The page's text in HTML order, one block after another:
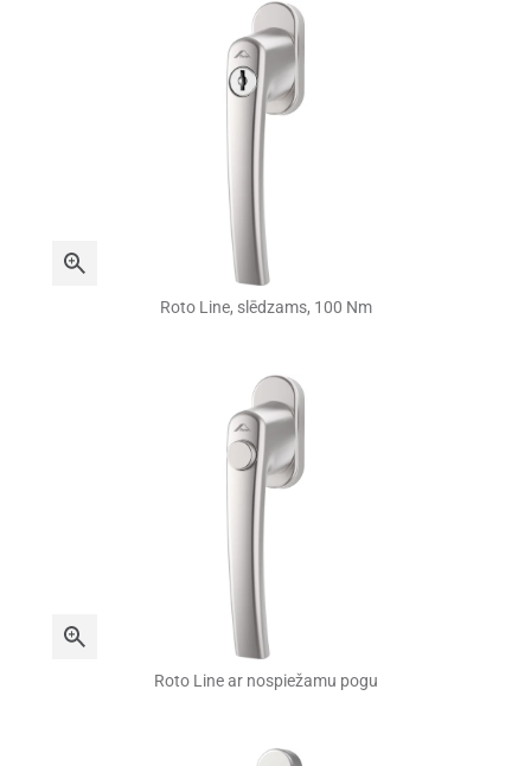
Roto Line, slēdzams, 100 Nm
Roto Line ar nospiežamu pogu